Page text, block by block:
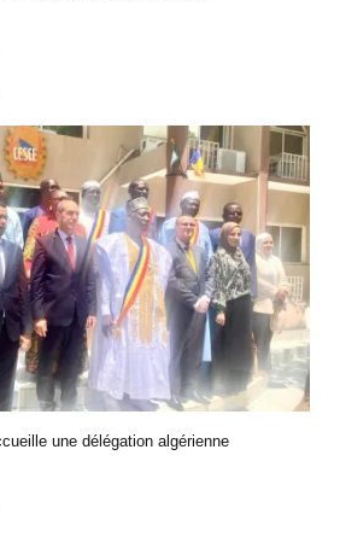
une délégation algérienne